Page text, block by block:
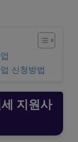
신청방법
지원사